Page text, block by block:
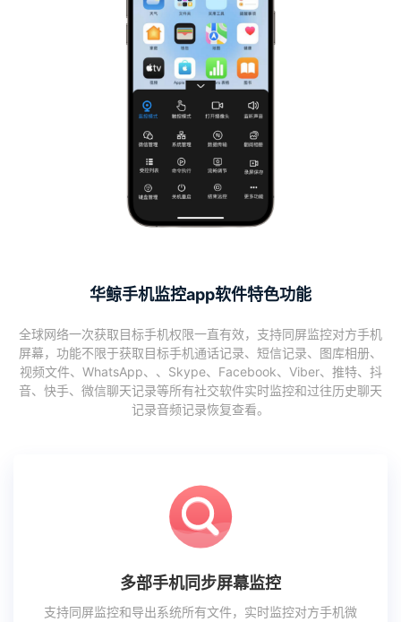
华鲸手机监控app软件特色功能
全球网络一次获取目标手机权限一直有效，支持同屏监控对方手机
屏幕，功能不限于获取目标手机通话记录、短信记录、图库相册、
视频文件、WhatsApp、、Skype、Facebook、Viber、推特、抖
音、快手、微信聊天记录等所有社交软件实时监控和过往历史聊天
记录音频记录恢复查看。
多部手机同步屏幕监控
支持同屏监控和导出系统所有文件，实时监控对方手机微